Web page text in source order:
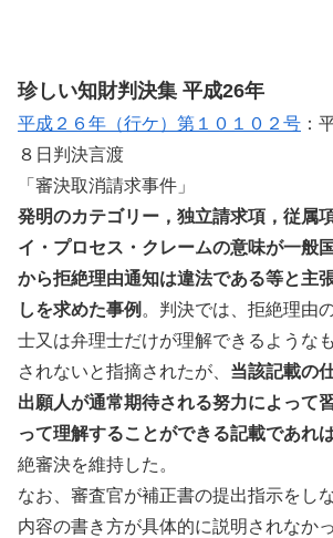
珍しい知財判決集 平成26年
平成２６年（行ケ）第１０１０２号 ：
８日判決言渡
「審決取消請求事件」
発明のカテゴリー，独立請求項，従属
イ・プロセス・クレームの意味が一般
から拒絶理由通知は違法である等と主
しを求めた事例 。判決では、拒絶理由
士又は弁理士だけが理解できるような
されないと指摘されたが、 当該記載の
出願人が通常期待される努力によって
って理解することができる記載であれ
絶審決を維持した。
なお、審査官が補正書の提出指示をし
内容の書き方が具体的に説明されなか